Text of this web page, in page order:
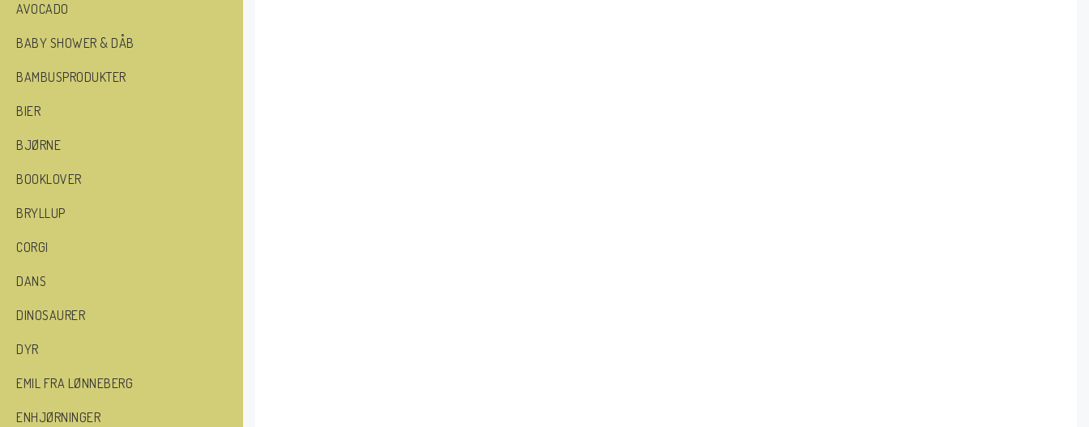
AVOCADO
BABY SHOWER & DÅB
BAMBUSPRODUKTER
BIER
BJØRNE
BOOKLOVER
BRYLLUP
CORGI
DANS
DINOSAURER
DYR
EMIL FRA LØNNEBERG
ENHJØRNINGER